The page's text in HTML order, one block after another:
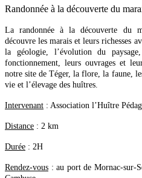
Randonnée à la découverte du
La randonnée à la découverte du
découvre les marais et leurs richesses
la géologie, l’évolution du
fonctionnement, leurs ouvrages et
notre site de Téger, la flore, la faune,
vie et l’élevage des huîtres.
Intervenant : Association l’Huître
Distance : 2 km
Durée : 2H
Rendez-vous : au port de Mornac-sur-